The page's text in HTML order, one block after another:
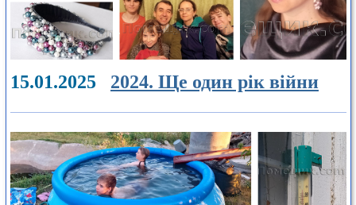
15.01.2025 2024. Ще один рік війни